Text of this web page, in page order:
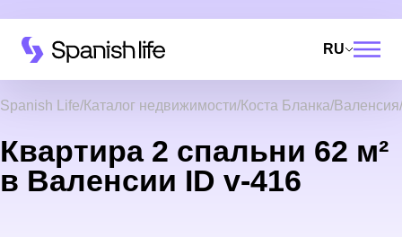
RU
Spanish Life Каталог недвижимости Коста Бланка Валенсия
Квартира 2 спальни 62 м²
в Валенсии ID v-416